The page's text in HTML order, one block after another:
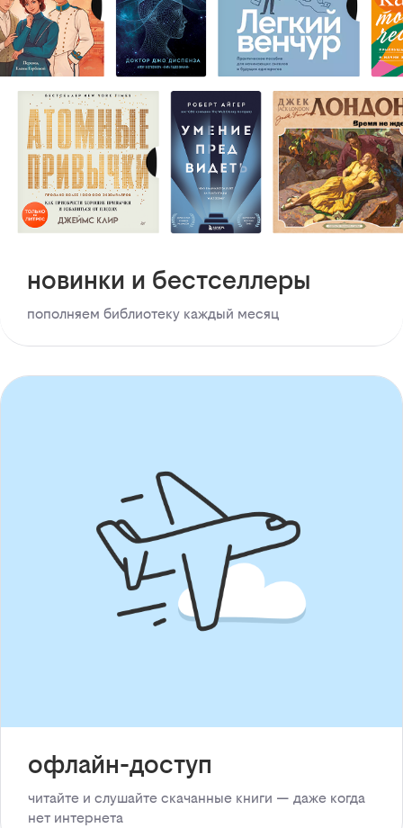
новинки и бестселлеры
пополняем библиотеку каждый месяц
офлайн-доступ
читайте и слушайте скачанные книги — даже когда
нет интернета